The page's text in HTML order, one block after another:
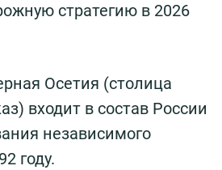
стратегию в 2026
Осетия (столица
входит в состав России
независимого
году.